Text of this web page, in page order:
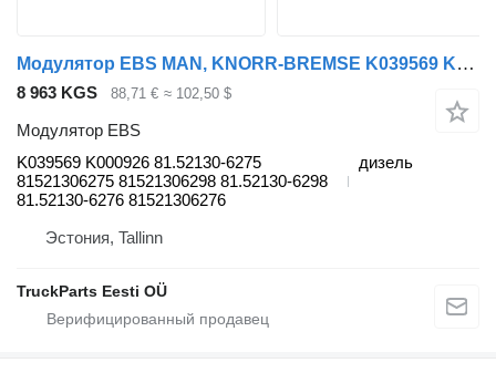
Модулятор EBS MAN, KNORR-BREMSE K039569 K000926 для тягача MAN TGL, TGM, TGS, TGX (2005-2021)
8 963 KGS 88,71 € ≈ 102,50 $
Модулятор EBS
K039569 K000926 81.52130-6275
81521306275 81521306298 81.52130-6298
81.52130-6276 81521306276
дизель
Эстония, Tallinn
TruckParts Eesti OÜ